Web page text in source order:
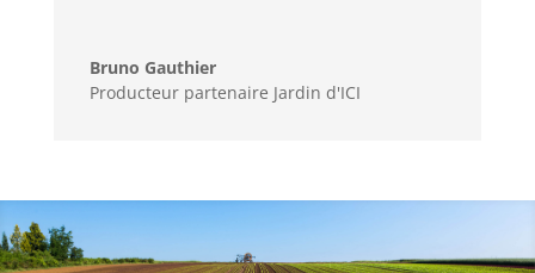
Bruno Gauthier
Producteur partenaire Jardin d'ICI